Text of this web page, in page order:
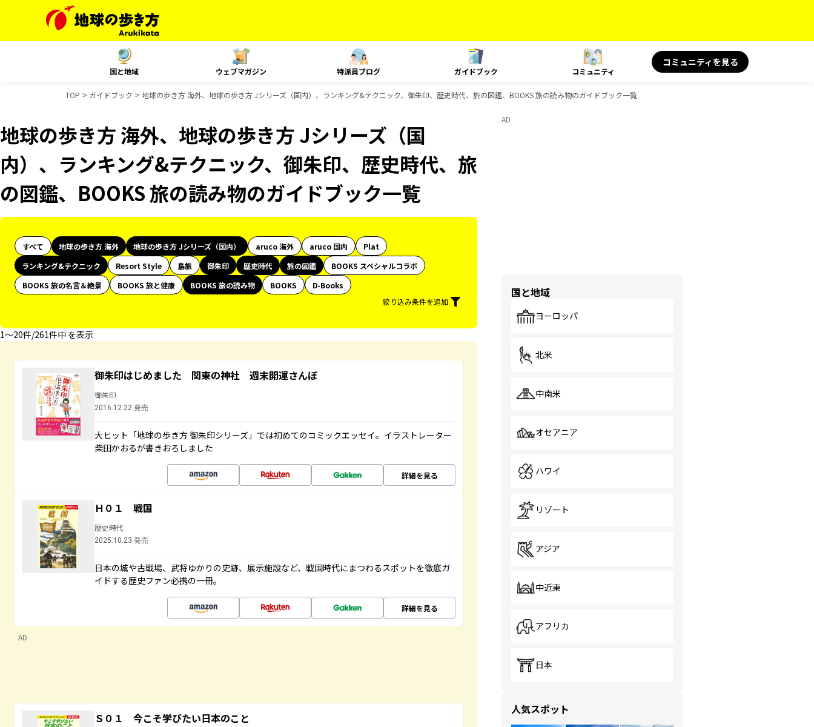
国と地域 ウェブマガジン 特派員ブログ ガイドブック コミュニティ
コミュニティを見る
TOP ガイドブック 地球の歩き方 海外、地球の歩き方 Jシリーズ（国内）、ランキング&テクニック、御朱印、歴史時代、旅の図鑑、BOOKS 旅の読み物のガイドブック一覧
地球の歩き方 海外、地球の歩き方 Jシリーズ（国
内）、ランキング&テクニック、御朱印、歴史時代、旅
の図鑑、BOOKS 旅の読み物のガイドブック一覧
すべて 地球の歩き方 海外 地球の歩き方 Jシリーズ（国内） aruco 海外 aruco 国内
Plat
ランキング&テクニック
Resort Style 島旅 御朱印 歴史時代 旅の図鑑
BOOKS スペシャルコラボ
BOOKS 旅の名言＆絶景
BOOKS 旅と健康 BOOKS 旅の読み物 BOOKS
D-Books
絞り込み条件を追加
1〜20件/261件中 を表示
御朱印はじめました 関東の神社 週末開運さんぽ
御朱印
2016.12.22 発売
大ヒット「地球の歩き方 御朱印シリーズ」では初めてのコミックエッセイ。イラストレーター
柴田かおるが書きおろしました
詳細を見る
Ｈ０１ 戦国
歴史時代
2025.10.23 発売
日本の城や古戦場、武将ゆかりの史跡、展示施設など、戦国時代にまつわるスポットを徹底ガ
イドする歴史ファン必携の一冊。
詳細を見る
AD
Ｓ０１ 今こそ学びたい日本のこと
AD
国と地域
ヨーロッパ
北米
中南米
オセアニア
ハワイ
リゾート
アジア
中近東
アフリカ
日本
人気スポット